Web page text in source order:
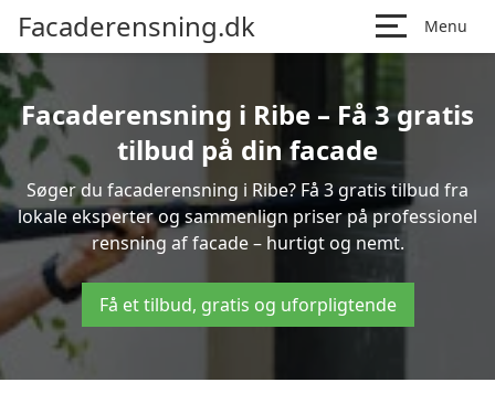
Facaderensning.dk Menu
Facaderensning i Ribe – Få 3 gratis
tilbud på din facade
Søger du facaderensning i Ribe? Få 3 gratis tilbud fra
lokale eksperter og sammenlign priser på professionel
rensning af facade – hurtigt og nemt.
Få et tilbud, gratis og uforpligtende